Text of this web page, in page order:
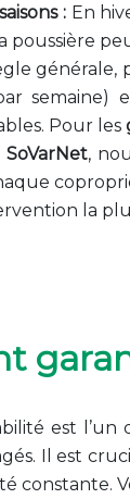
:En
poussière
générale,
semaine)
Pour les
SoVarNet,
la
est l’un
Il est
constante.